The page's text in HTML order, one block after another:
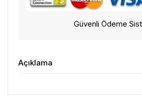
Güvenli Ödeme
Açıklama